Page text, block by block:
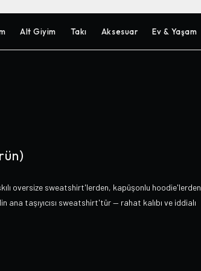
Alt Giyim Takı Aksesuar Ev & Yaşam
oversize sweatshirt'lerden, kapüşonlu hoodie'lerden
taşıyıcısı sweatshirt'tür — rahat kalıbı ve iddialı